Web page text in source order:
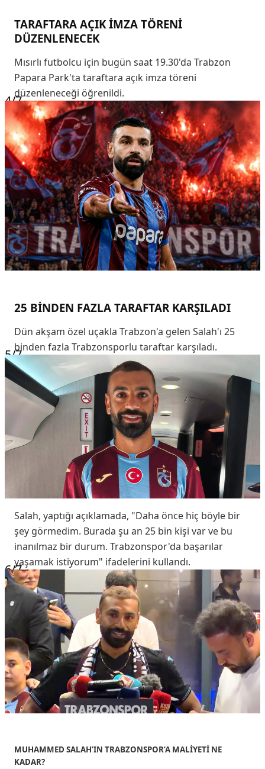
TARAFTARA AÇIK İMZA TÖRENİ
DÜZENLENECEK
Mısırlı futbolcu için bugün saat 19.30'da Trabzon
Papara Park'ta taraftara açık imza töreni
düzenleneceği öğrenildi.
4/7
25 BİNDEN FAZLA TARAFTAR KARŞILADI
Dün akşam özel uçakla Trabzon'a gelen Salah'ı 25
binden fazla Trabzonsporlu taraftar karşıladı.
5/7
Salah, yaptığı açıklamada, "Daha önce hiç böyle bir
şey görmedim. Burada şu an 25 bin kişi var ve bu
inanılmaz bir durum. Trabzonspor'da başarılar
yaşamak istiyorum" ifadelerini kullandı.
6/7
MUHAMMED SALAH’IN TRABZONSPOR’A MALİYETİ NE
KADAR?